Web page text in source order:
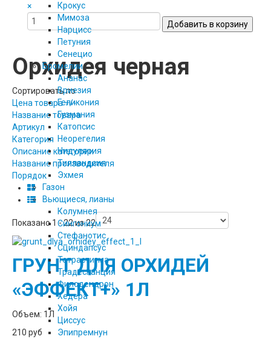
Крокус
Мимоза
Нарцисс
Петуния
Сенецио
Бромелии
Ананас
Вриезия
Геликония
Гузмания
Катопсис
Неорегелия
Нидулярия
Тилландсия
Эхмея
Газон
Вьющиеся, лианы
Колумнея
Сингониум
Стефанотис
Сциндапсус
Тетрастигма
Традесканция
Филодендрон
Хедера
Хойя
Циссус
Эпипремнун
×
Орхидея черная
Сортировать по
Цена товара +/-
Название товара
Артикул
Категория
Описание категории
Название производителя
Порядок
Показано 1 - 22 из 22
ГРУНТ ДЛЯ ОРХИДЕЙ
«ЭФФЕКТ+» 1Л
Объем: 1Л
210 руб